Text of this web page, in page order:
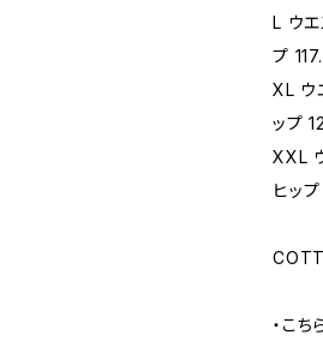
L ウ
プ
XL ウ
ップ
XXL
ヒッ
・こ